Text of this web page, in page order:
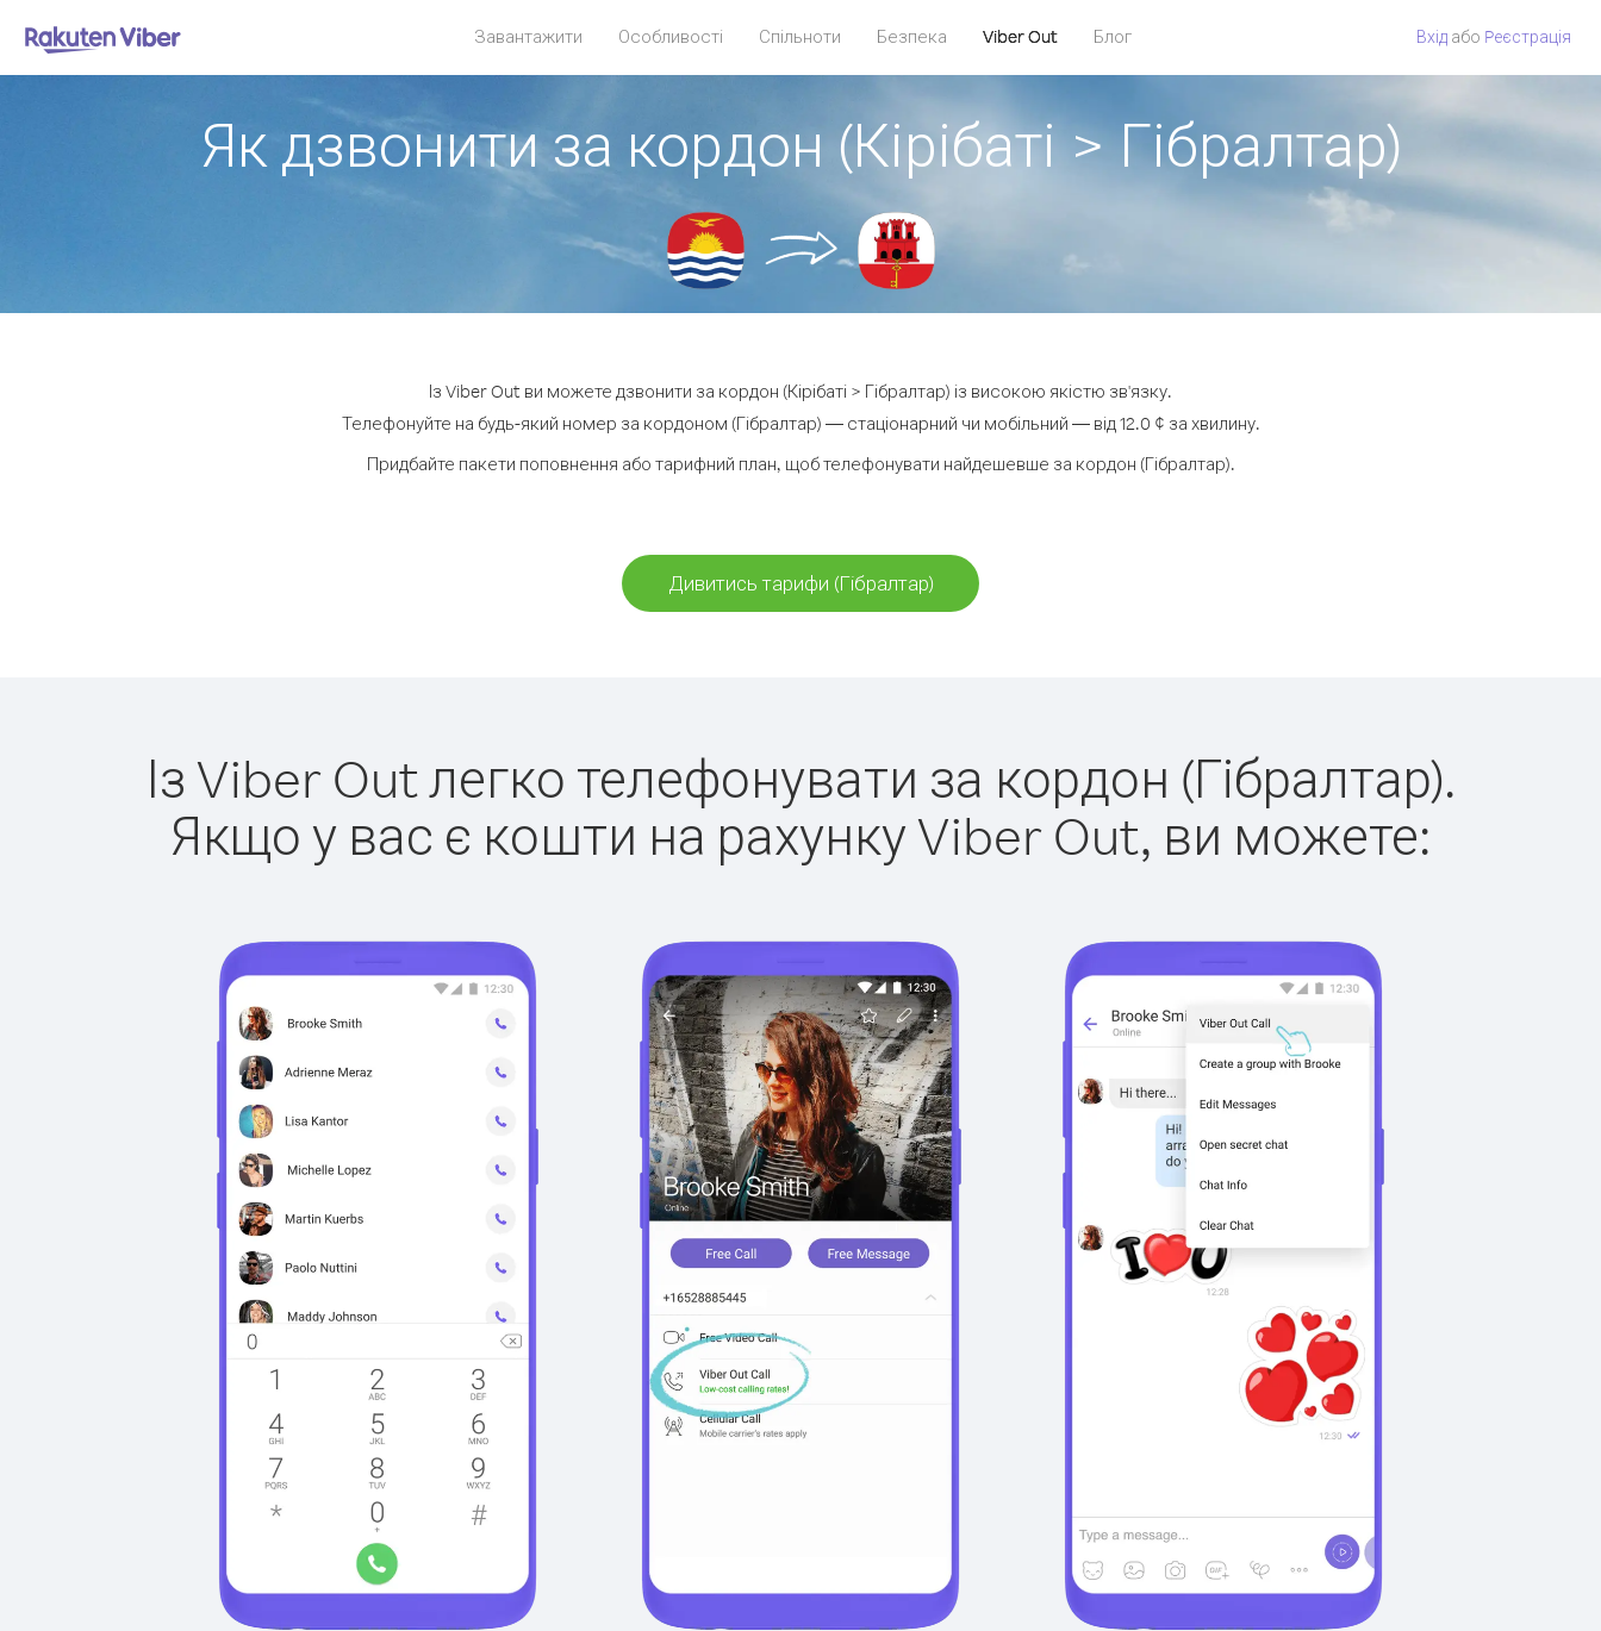
Завантажити Особливості Спільноти Безпека Viber Out Блог Вхід або Pеєстрація
Як дзвонити за кордон (Кірібаті > Гібралтар)
Із Viber Out ви можете дзвонити за кордон (Кірібаті > Гібралтар) із високою якістю зв'язку.
Телефонуйте на будь-який номер за кордоном (Гібралтар) — стаціонарний чи мобільний — від 12.0 ¢ за хвилину.
Придбайте пакети поповнення або тарифний план, щоб телефонувати найдешевше за кордон (Гібралтар).
Дивитись тарифи (Гібралтар)
Із Viber Out легко телефонувати за кордон (Гібралтар).
Якщо у вас є кошти на рахунку Viber Out, ви можете: